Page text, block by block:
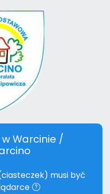
w Warcinie /
musi być